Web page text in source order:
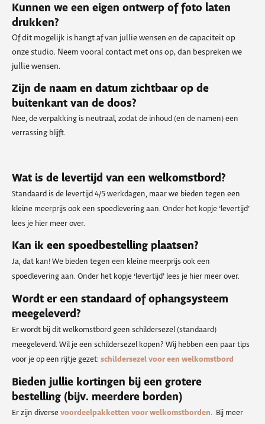
Kunnen we een eigen ontwerp of foto laten
drukken?
Of dit mogelijk is hangt af van jullie wensen en de capaciteit op
onze studio. Neem vooral contact met ons op, dan bespreken we
jullie wensen.
Zijn de naam en datum zichtbaar op de
buitenkant van de doos?
Nee, de verpakking is neutraal, zodat de inhoud (en de namen) een
verrassing blijft.
Wat is de levertijd van een welkomstbord?
Standaard is de levertijd 4/5 werkdagen, maar we bieden tegen een
kleine meerprijs ook een spoedlevering aan. Onder het kopje ‘levertijd’
lees je hier meer over.
Kan ik een spoedbestelling plaatsen?
Ja, dat kan! We bieden tegen een kleine meerprijs ook een
spoedlevering aan. Onder het kopje ‘levertijd’ lees je hier meer over.
Wordt er een standaard of ophangsysteem
meegeleverd?
Er wordt bij dit welkomstbord geen schildersezel (standaard)
meegeleverd. Wil je een schildersezel kopen? Wij hebben een paar tips
voor je op een rijtje gezet: schildersezel voor een welkomstbord
Bieden jullie kortingen bij een grotere
bestelling (bijv. meerdere borden)
Er zijn diverse voordeelpakketten voor welkomstborden. Bij meer